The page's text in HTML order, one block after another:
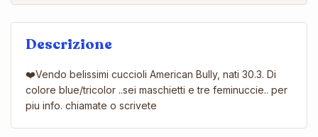
Descrizione
❤️Vendo belissimi cuccioli American Bully, nati 30.3. Di
colore blue/tricolor ..sei maschietti e tre feminuccie.. per
piu info. chiamate o scrivete